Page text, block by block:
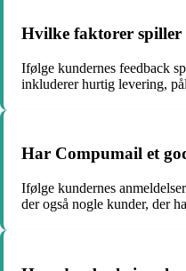
Hvilke faktorer spiller
Ifølge kundernes feedback
inkluderer hurtig levering,
Har Compumail et
Ifølge kundernes
der også nogle kunder, der